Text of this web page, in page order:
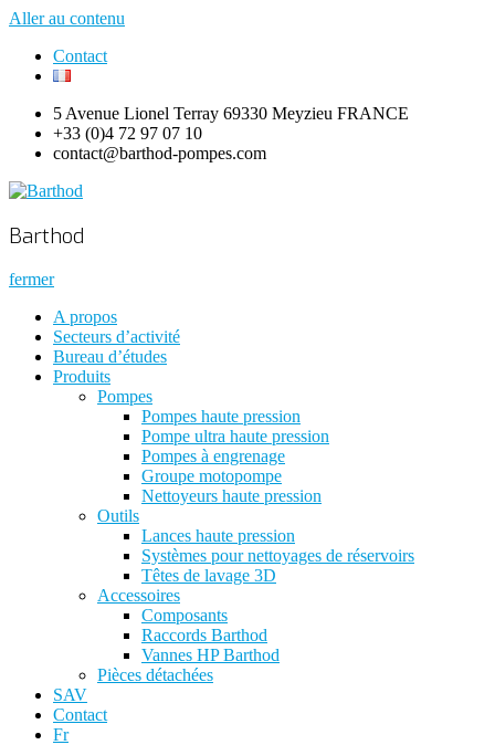
Aller au contenu
Contact
5 Avenue Lionel Terray 69330 Meyzieu FRANCE
+33 (0)4 72 97 07 10
contact@barthod-pompes.com
Barthod
High Pressure Engineering
Barthod
fermer
A propos
Secteurs d’activité
Bureau d’études
Produits
Pompes
Pompes haute pression
Pompe ultra haute pression
Pompes à engrenage
Groupe motopompe
Nettoyeurs haute pression
Outils
Lances haute pression
Systèmes pour nettoyages de réservoirs
Têtes de lavage 3D
Accessoires
Composants
Raccords Barthod
Vannes HP Barthod
Pièces détachées
SAV
Contact
Fr